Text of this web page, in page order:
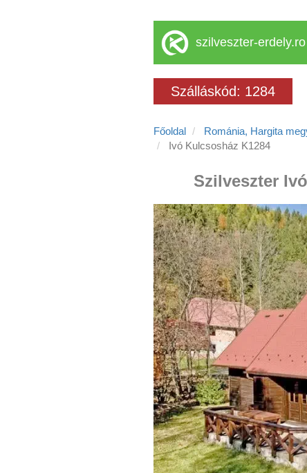
szilveszter-erdely.ro
Szálláskód: 1284
Főoldal Románia, Hargita
Ivó Kulcsosház K1284
Szilveszter